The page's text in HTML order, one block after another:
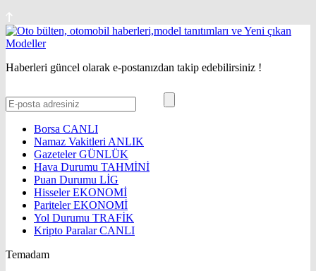
Haberleri güncel olarak e-postanızdan takip edebilirsiniz !
Borsa CANLI
Namaz Vakitleri ANLIK
GazetelerGÜNLÜK
Hava Durumu TAHMİNİ
Puan Durumu LİG
HisselerEKONOMİ
ParitelerEKONOMİ
Yol Durumu TRAFİK
Kripto ParalarCANLI
Temadam